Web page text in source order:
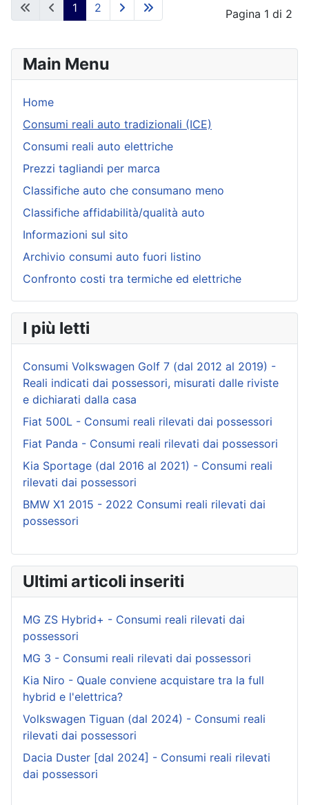
Main Menu
Home
Consumi reali auto tradizionali (ICE)
Consumi reali auto elettriche
Prezzi tagliandi per marca
Classifiche auto che consumano meno
Classifiche affidabilità/qualità auto
Informazioni sul sito
Archivio consumi auto fuori listino
Confronto costi tra termiche ed elettriche
I più letti
Consumi Volkswagen Golf 7 (dal 2012 al 2019) -
Reali indicati dai possessori, misurati dalle riviste
e dichiarati dalla casa
Fiat 500L - Consumi reali rilevati dai possessori
Fiat Panda - Consumi reali rilevati dai possessori
Kia Sportage (dal 2016 al 2021) - Consumi reali
rilevati dai possessori
BMW X1 2015 - 2022 Consumi reali rilevati dai
possessori
Ultimi articoli inseriti
MG ZS Hybrid+ - Consumi reali rilevati dai
possessori
MG 3 - Consumi reali rilevati dai possessori
Kia Niro - Quale conviene acquistare tra la full
hybrid e l'elettrica?
Volkswagen Tiguan (dal 2024) - Consumi reali
rilevati dai possessori
Dacia Duster [dal 2024] - Consumi reali rilevati
dai possessori
Pagina 1 di 2
1 2